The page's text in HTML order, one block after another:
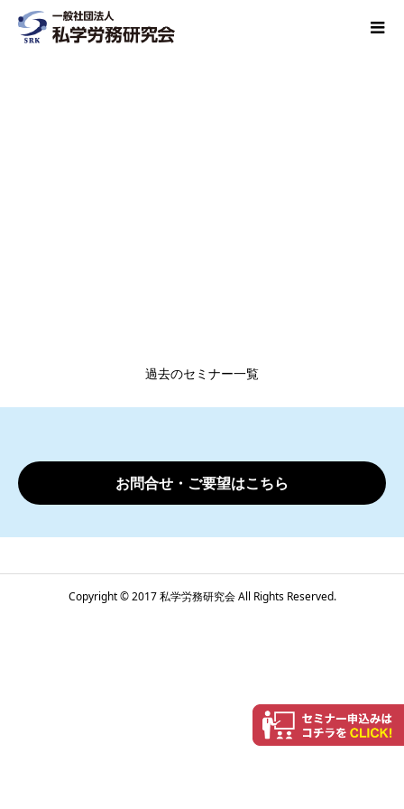
過去のセミナー一覧
お問合せ・ご要望はこちら
Copyright © 2017 私学労務研究会 All Rights Reserved.